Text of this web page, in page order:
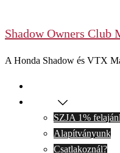
to
Shadow Owners Club
A Honda Shadow és VTX
SZJA 1%
Alapítványunk
Csatlakoznál?